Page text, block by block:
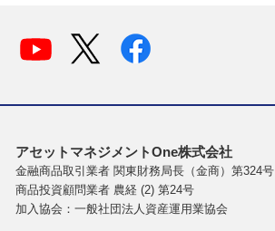
アセットマネジメントOne株式会社
金融商品取引業者 関東財務局長（金商）第324号
商品投資顧問業者 農経 (2) 第24号
加入協会：一般社団法人資産運用業協会